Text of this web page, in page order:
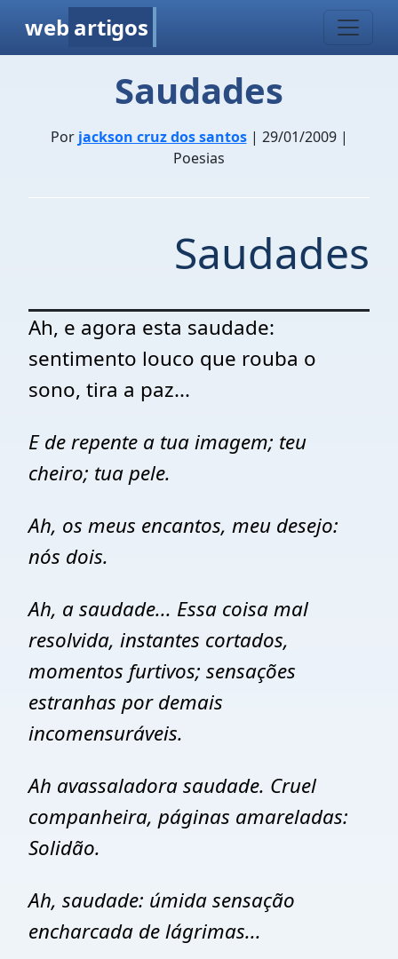
web artigos
Saudades
Por jackson cruz dos santos| 29/01/2009 |
Poesias
Saudades
Ah, e agora esta saudade:
sentimento louco que rouba o
sono, tira a paz...
E de repente a tua imagem; teu
cheiro; tua pele.
Ah, os meus encantos, meu desejo:
nós dois.
Ah, a saudade... Essa coisa mal
resolvida, instantes cortados,
momentos furtivos; sensações
estranhas por demais
incomensuráveis.
Ah avassaladora saudade. Cruel
companheira, páginas amareladas:
Solidão.
Ah, saudade: úmida sensação
encharcada de lágrimas...